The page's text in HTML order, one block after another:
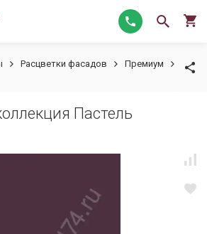
Расцветки фасадов Премиум
Пастель